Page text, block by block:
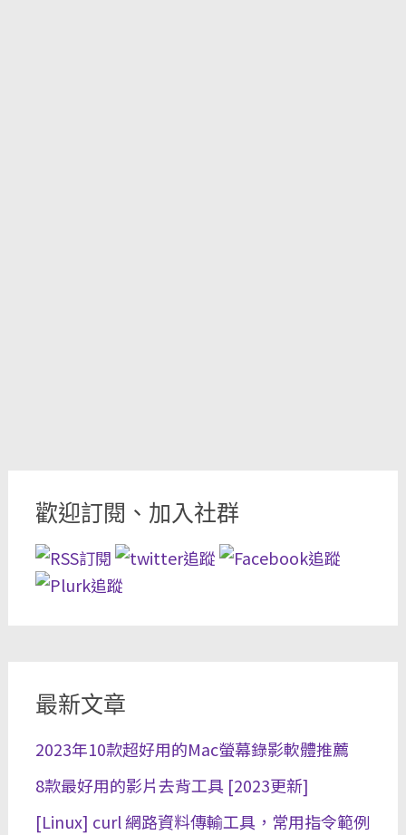
歡迎訂閱、加入社群
最新文章
2023年10款超好用的Mac螢幕錄影軟體推薦
8款最好用的影片去背工具 [2023更新]
[Linux] curl 網路資料傳輸工具，常用指令範例